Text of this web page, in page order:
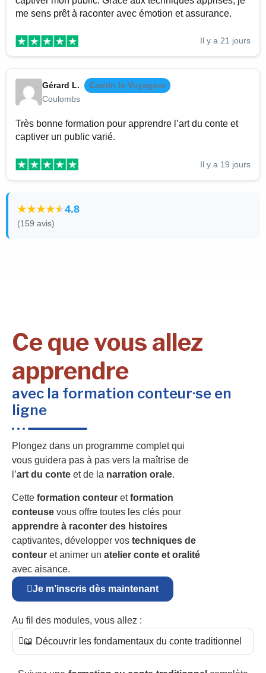
me sens prêt à raconter avec émotion et assurance.
Il y a 21 jours
Gérard L.
Cantin le Voyageur
Coulombs
Très bonne formation pour apprendre l’art du conte et
captiver un public varié.
Il y a 19 jours
4.8
(159 avis)
Ce que vous allez
apprendre
avec la formation conteur·se en
ligne
Plongez dans un programme complet qui
vous guidera pas à pas vers la maîtrise de
l’art du conte et de la narration orale.
Cette formation conteur etformation
conteuse vous offre toutes les clés pour
apprendre à raconter des histoires
captivantes, développer vos techniques de
conteur et animer un atelier conte et oralité
avec aisance.
Je m’inscris dès maintenant
Au fil des modules, vous allez :
📖 Découvrir les fondamentaux du conte traditionnel